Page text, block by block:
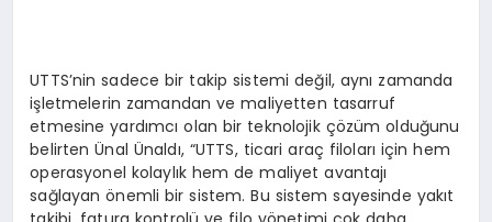
UTTS’nin sadece bir takip sistemi değil, aynı zamanda
işletmelerin zamandan ve maliyetten tasarruf
etmesine yardımcı olan bir teknolojik çözüm olduğunu
belirten Ünal Ünaldı, “UTTS, ticari araç filoları için hem
operasyonel kolaylık hem de maliyet avantajı
sağlayan önemli bir sistem. Bu sistem sayesinde yakıt